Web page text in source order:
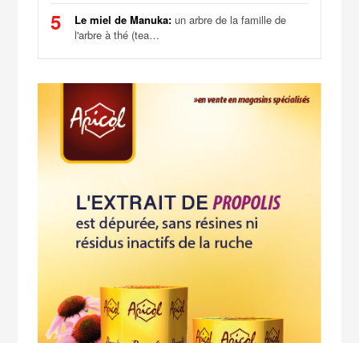
5 Le miel de Manuka: un arbre de la famille de
l'arbre à thé (tea…